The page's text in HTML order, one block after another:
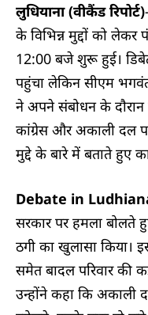
लुधियाना (वीकैंड रिपोर्ट)
के विभिन्न मुद्दों को लेकर
12:00 बजे शुरू हुई।
पहुंचा लेकिन सीएम
ने अपने संबोधन के दाैरान
कांग्रेस और अकाली दल
मुद्दे के बारे में बताते हुए
Debate in
सरकार पर हमला बोलते
ठगी का खुलासा किया।
समेत बादल परिवार की
उन्होंने कहा कि अकाली